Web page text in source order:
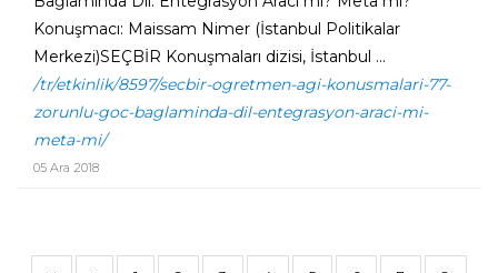
Konuşmacı: Maissam Nimer (İstanbul Politikalar
Merkezi)SEÇBİR Konuşmaları dizisi, İstanbul ...
/tr/etkinlik/8597/secbir-ogretmen-agi-konusmalari-77-
zorunlu-goc-baglaminda-dil-entegrasyon-araci-mi-
meta-mi/
05 Ara 2018